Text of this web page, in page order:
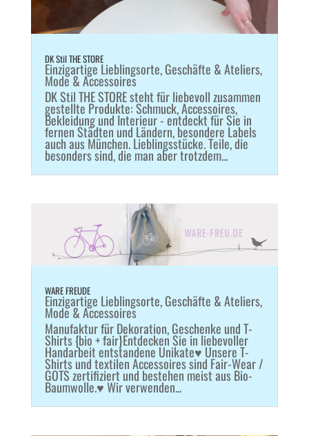
DK Stil THE STORE
Einzigartige Lieblingsorte,Geschäfte & Ateliers,
Mode & Accessoires
DK Stil THE STORE steht für liebevoll zusammen
gestellte Produkte: Schmuck, Accessoires,
Bekleidung und Interieur - entdeckt für Sie in
fernen Städten und Ländern, besondere Labels
auch aus München. Lieblingsstücke. Teile, die
besonders sind, die man aber trotzdem...
WARE FREUDE
Einzigartige Lieblingsorte,Geschäfte & Ateliers,
Mode & Accessoires
Manufaktur für Dekoration, Geschenke und T-
Shirts {bio + fair}Entdecken Sie in liebevoller
Handarbeit entstandene Unikate♥ Unsere T-
Shirts und textilen Accessoires sind Fair-Wear /
GOTS zertifiziert und bestehen meist aus Bio-
Baumwolle.♥ Wir verwenden...